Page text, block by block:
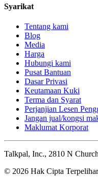
Syarikat
Tentang kami
Blog
Media
Harga
Hubungi kami
Pusat Bantuan
Dasar Privasi
Keutamaan Kuki
Terma dan Syarat
Perjanjian Lesen
Jangan jual/kongsi
Maklumat Korporat
Talkpal, Inc., 2810 N
© 2026 Hak Cipta